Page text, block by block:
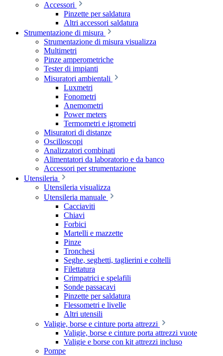
Accessori
Pinzette per saldatura
Altri accessori saldatura
Strumentazione di misura
Strumentazione di misura visualizza
Multimetri
Pinze amperometriche
Tester di impianti
Misuratori ambientali
Luxmetri
Fonometri
Anemometri
Power meters
Termometri e igrometri
Misuratori di distanze
Oscilloscopi
Analizzatori combinati
Alimentatori da laboratorio e da banco
Accessori per strumentazione
Utensileria
Utensileria visualizza
Utensileria manuale
Cacciaviti
Chiavi
Forbici
Martelli e mazzette
Pinze
Tronchesi
Seghe, seghetti, taglierini e coltelli
Filettatura
Crimpatrici e spelafili
Sonde passacavi
Pinzette per saldatura
Flessometri e livelle
Altri utensili
Valigie, borse e cinture porta attrezzi
Valigie, borse e cinture porta attrezzi vuote
Valigie e borse con kit attrezzi incluso
Pompe